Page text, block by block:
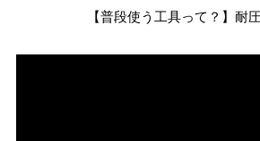
【普段使う工具って？】耐